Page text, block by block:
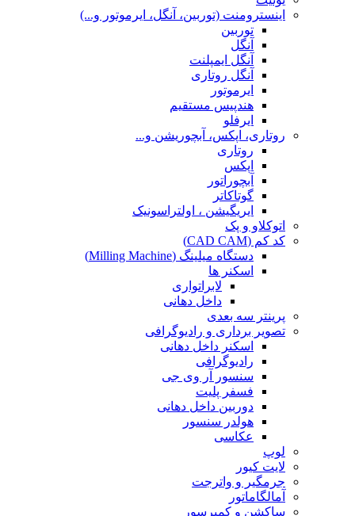
اینسترومنت (توربین، آنگل، ایرموتور و...)
توربین
آنگل
آنگل ایمپلنت
آنگل روتاری
ایرموتور
هندپیس مستقیم
ایرفلو
روتاری، اپکس، آبچوریشن و...
روتاری
اپکس
آبچوراتور
گوتاکاتر
ایریگیشن ، اولتراسونیک
اتوکلاو و پک
کد کم (CAD CAM)
دستگاه میلینگ (Milling Machine)
اسکنر ها
لابراتواری
داخل دهانی
پرینتر سه بعدی
تصویر برداری و رادیوگرافی
اسکنر داخل دهانی
رادیوگرافی
سنسور آر وی جی
فسفر پلیت
دوربین داخل دهانی
هولدر سنسور
عکاسی
لوپ
لایت کیور
جرمگیر و واترجت
آمالگاماتور
ساکشن و کمپرسور